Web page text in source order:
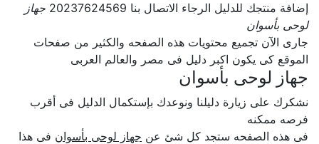
إضافة منتجك للدليل الرجاء الاتصال بنا 20237624569
جهاز
لوحى بأسوان
جارى الآن تجميع محتويات هذه الصفحه والكثير من صفحات
الموقع كى يكون اكبر دليل فى مصر والعالم العربى
جهاز لوحى بأسوان
نشكرك على زيارة دليلنا ونوعدك بإستكمال الدليل فى أقرب
فرصه ممكنه
فى هذه الصفحه ستجد كل شئ عنجهاز لوحى بأسوانفى هذا